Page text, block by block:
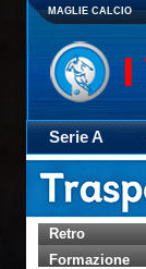
MAGLIE CALCIO
Serie A
Giacca
Retro
Formazione